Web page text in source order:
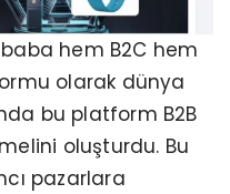
hem B2C hem
olarak dünya
bu platform B2B
oluşturdu. Bu
pazarlara